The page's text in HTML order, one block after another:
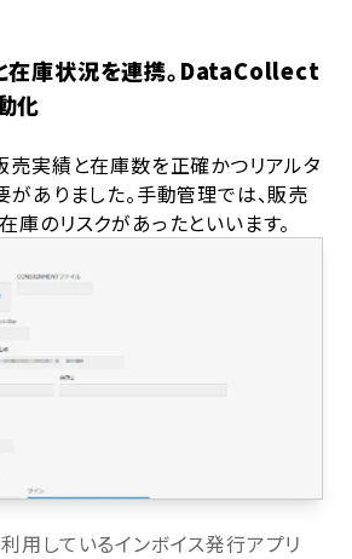
在庫状況を連携。DataCollect
化
売実績と在庫数を正確かつリアルタ
ありました。手動管理では、販売
のリスクがあったといいます。
しているインボイス発行アプリ